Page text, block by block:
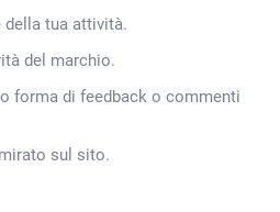
della tua attività.
del marchio.
forma di feedback o commenti
sul sito.